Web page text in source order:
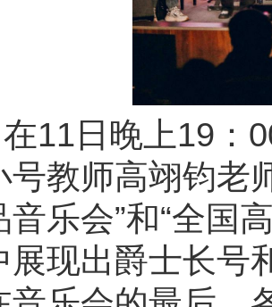
在11日晚上19：
号教师高翊钧老
音乐会”和“全国
展现出爵士长号